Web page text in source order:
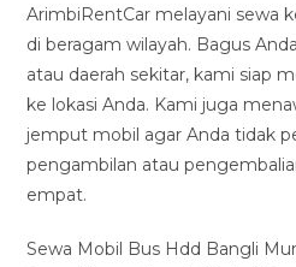
ArimbiRentCar melayani sewa
di beragam wilayah. Bagus
atau daerah sekitar, kami siap
ke lokasi Anda. Kami juga
jemput mobil agar Anda tidak
pengambilan atau
empat.
Sewa Mobil Bus Hdd Bangli